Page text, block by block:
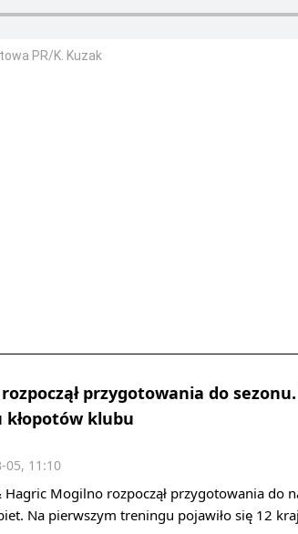
PR/K. Kuzak
rozpoczął przygotowania do
kłopotów klubu
05, 11:10
Hagric Mogilno rozpoczął przygotowania do
Na pierwszym treningu pojawiło się 12